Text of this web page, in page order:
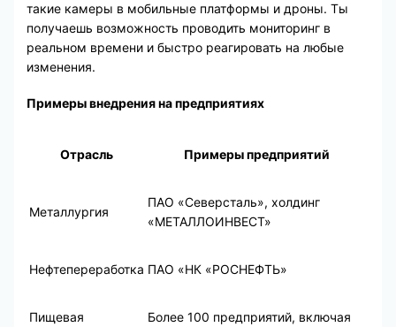
такие камеры в мобильные платформы и дроны. Ты
получаешь возможность проводить мониторинг в
реальном времени и быстро реагировать на любые
изменения.
Примеры внедрения на предприятиях
Отрасль Примеры предприятий
Металлургия
ПАО «Северсталь», холдинг
«МЕТАЛЛОИНВЕСТ»
Нефтепереработка ПАО «НК «РОСНЕФТЬ»
Пищевая
Более 100 предприятий, включая